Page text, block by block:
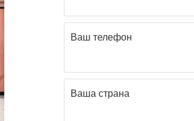
Ваш телефон
Ваша страна